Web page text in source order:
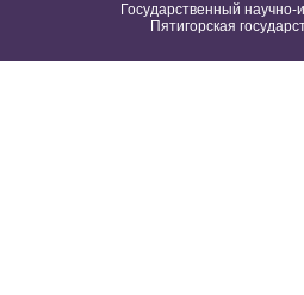
Государственный научно-
Пятигорская